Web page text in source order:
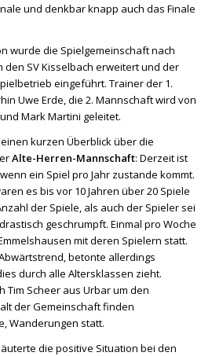
und denkbar knapp auch das Finale
wurde die Spielgemeinschaft nach
den SV Kisselbach erweitert und der
eingeführt. Trainer der 1.
Uwe Erde, die 2. Mannschaft wird von
Mark Martini geleitet.
kurzen Überblick über die
Alte-Herren-Mannschaft: Derzeit ist
ein Spiel pro Jahr zustande kommt.
es bis vor 10 Jahren über 20 Spiele
der Spiele, als auch der Spieler sei
geschrumpft. Einmal pro Woche
mit deren Spielern statt.
betonte allerdings
durch alle Altersklassen zieht.
Tim Scheer aus Urbar um den
der Gemeinschaft finden
Wanderungen statt.
die positive Situation bei den